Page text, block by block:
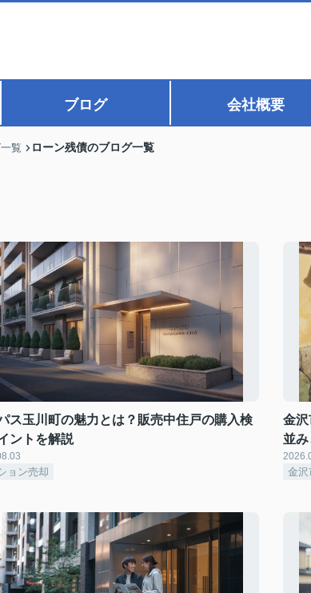
ブログ 会社概要
覧 ローン残債のブログ一覧
ス玉川町の魅力とは？販売中住戸の購入検
ントを解説
ョン売却
金
並
金沢